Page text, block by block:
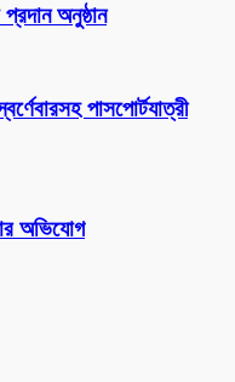
অনুষ্ঠান
পাসপোর্টযাত্রী
অভিযোগ